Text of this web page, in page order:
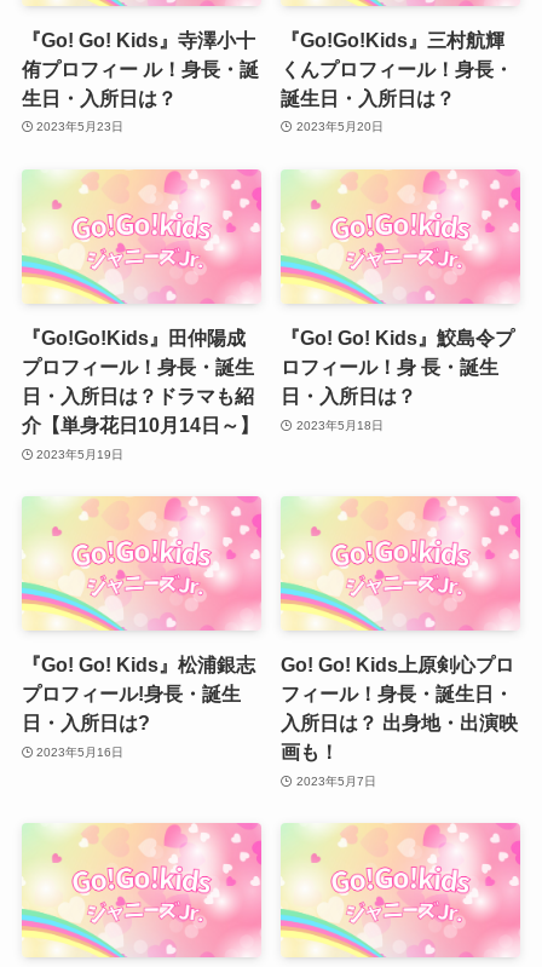
『Go! Go! Kids』寺澤小十
侑プロフィー ル！身長・誕
生日・入所日は？
2023年5月23日
『Go!Go!Kids』三村航輝
くんプロフィール！身長・
誕生日・入所日は？
2023年5月20日
『Go!Go!Kids』田仲陽成
プロフィール！身長・誕生
日・入所日は？ドラマも紹
介【単身花日10月14日～】
2023年5月19日
『Go! Go! Kids』鮫島令プ
ロフィール！身 長・誕生
日・入所日は？
2023年5月18日
『Go! Go! Kids』松浦銀志
プロフィール!身長・誕生
日・入所日は?
2023年5月16日
Go! Go! Kids上原剣心プロ
フィール！身長・誕生日・
入所日は？ 出身地・出演映
画も！
2023年5月7日